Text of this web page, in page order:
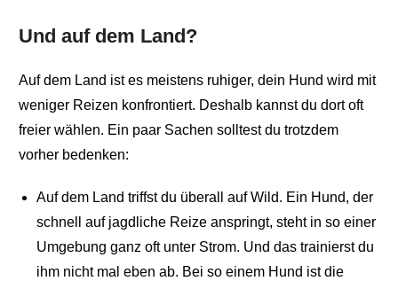
Und auf dem Land?
Auf dem Land ist es meistens ruhiger, dein Hund wird mit
weniger Reizen konfrontiert. Deshalb kannst du dort oft
freier wählen. Ein paar Sachen solltest du trotzdem
vorher bedenken:
Auf dem Land triffst du überall auf Wild. Ein Hund, der
schnell auf jagdliche Reize anspringt, steht in so einer
Umgebung ganz oft unter Strom. Und das trainierst du
ihm nicht mal eben ab. Bei so einem Hund ist die